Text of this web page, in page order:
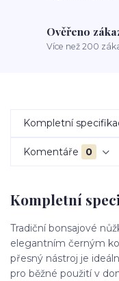
Ověřeno
Více než 200
Kompletní
Komentáře 0
Kompletní
Tradiční bonsajové
elegantním černým
přesný nástroj je
pro běžné použití v